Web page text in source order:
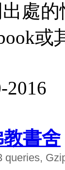
處
2016
書舍
queries,